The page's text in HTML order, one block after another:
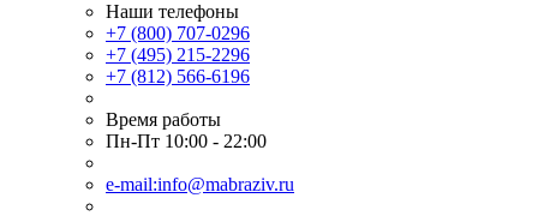
Наши телефоны
+7 (800) 707-0296
+7 (495) 215-2296
+7 (812) 566-6196
Время работы
Пн-Пт 10:00 - 22:00
e-mail:info@mabraziv.ru